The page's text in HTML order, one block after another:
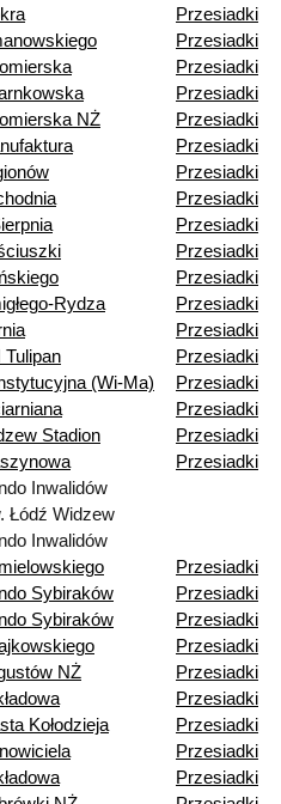
Przesiadki
Przesiadki
Przesiadki
Przesiadki
NŻ
Przesiadki
Przesiadki
Przesiadki
Przesiadki
Przesiadki
Przesiadki
Przesiadki
Rydza
Przesiadki
Przesiadki
Tulipan
Przesiadki
(Wi-Ma)
Przesiadki
Przesiadki
Stadion
Przesiadki
Przesiadki
Inwalidów
Łódź Widzew
Inwalidów
Przesiadki
Sybiraków
Przesiadki
Sybiraków
Przesiadki
Przesiadki
NŻ
Przesiadki
Przesiadki
Kołodzieja
Przesiadki
Przesiadki
Przesiadki